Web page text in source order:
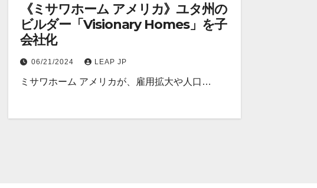
《ミサワホーム アメリカ》ユタ州の
ビルダー「Visionary Homes」を子
会社化
06/21/2024 LEAP JP
ミサワホーム アメリカが、雇用拡大や人口…